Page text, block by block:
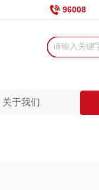
96008
关于我们